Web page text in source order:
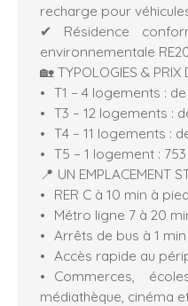
recharge pour
✔ Résidence
environnementale
🏡 TYPOLOGIES & PRIX
T1 – 4 logements :
T3 – 12 logements :
T4 – 11 logements :
T5 – 1 logement :
📍 UN EMPLACEMENT
RER C à 10 min à pied
Métro ligne 7 à 20
Arrêts de bus à 1 min
Accès rapide au
Commerces,
médiathèque, cinéma